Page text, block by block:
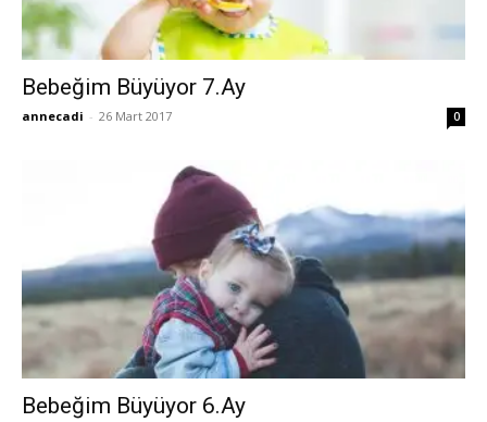
Bebeğim Büyüyor 7.Ay
annecadi - 26 Mart 2017 0
Bebeğim Büyüyor 6.Ay